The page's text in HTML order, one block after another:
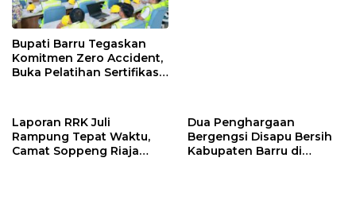
Bupati Barru Tegaskan
Komitmen Zero Accident,
Buka Pelatihan Sertifikasi
Laporan RRK Juli
Rampung Tepat Waktu,
Camat Soppeng Riaja
Dua Penghargaan
Bergengsi Disapu Bersih
Kabupaten Barru di